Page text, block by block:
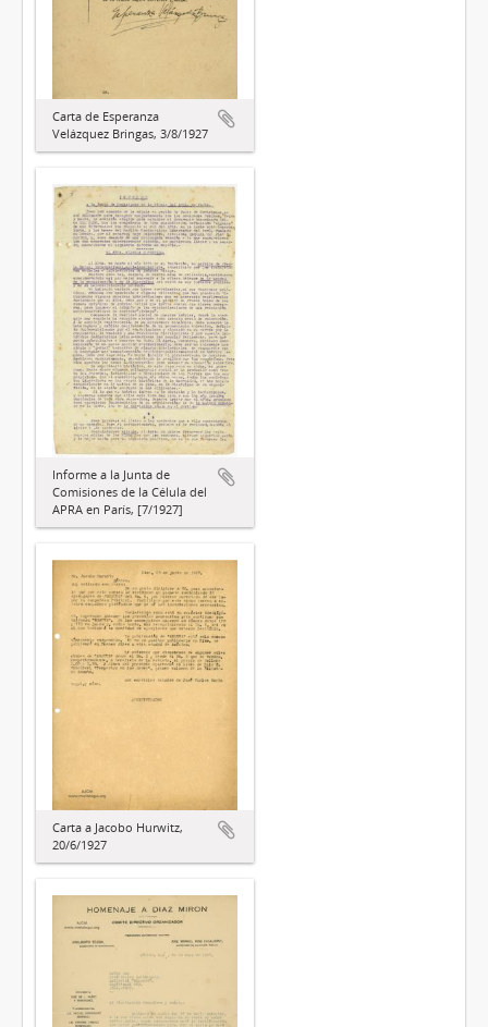
Carta de Esperanza
Velázquez Bringas, 3/8/1927
Informe a la Junta de
Comisiones de la Célula del
APRA en París, [7/1927]
Carta a Jacobo Hurwitz,
20/6/1927